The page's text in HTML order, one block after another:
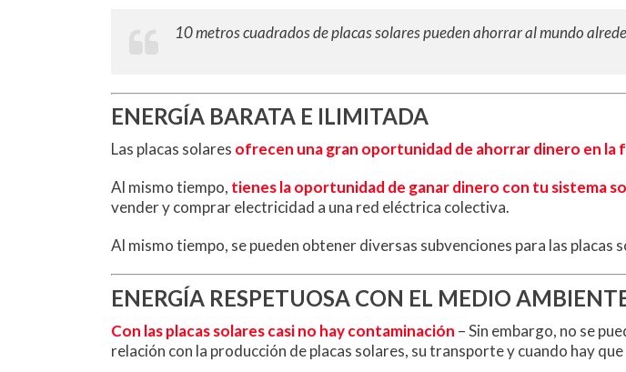
10 metros cuadrados de placas solares pueden ahorrar al mundo
ENERGÍA BARATA E ILIMITADA
Las placas solares ofrecen una gran oportunidad de ahorrar dinero en la
Al mismo tiempo, tienes la oportunidad de ganar dinero con tu sistema
vender y comprar electricidad a una red eléctrica colectiva.
Al mismo tiempo, se pueden obtener diversas subvenciones para las placas
ENERGÍA RESPETUOSA CON EL MEDIO
Con las placas solares casi no hay contaminación – Sin embargo, no se
relación con la producción de placas solares, su transporte y cuando hay